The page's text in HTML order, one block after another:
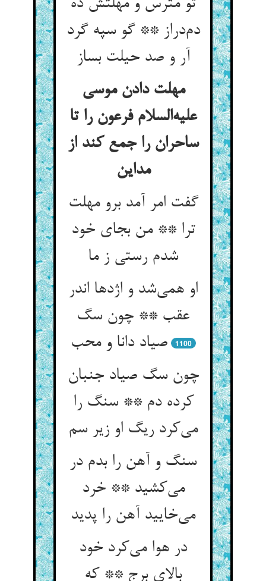
تو مترس و مهلتش ده
دم‌دراز ** گو سپه گرد
آر و صد حیلت بساز
مهلت دادن موسی
علیه‌السلام فرعون را تا
ساحران را جمع کند از
مداین
گفت امر آمد برو مهلت
ترا ** من بجای خود
شدم رستی ز ما
او همی‌شد و اژدها اندر
عقب ** چون سگ
صیاد دانا و محب
1100
چون سگ صیاد جنبان
کرده دم ** سنگ را
می‌کرد ریگ او زیر سم
سنگ و آهن را بدم در
می‌کشید ** خرد
می‌خایید آهن را پدید
در هوا می‌کرد خود
بالای برج ** که